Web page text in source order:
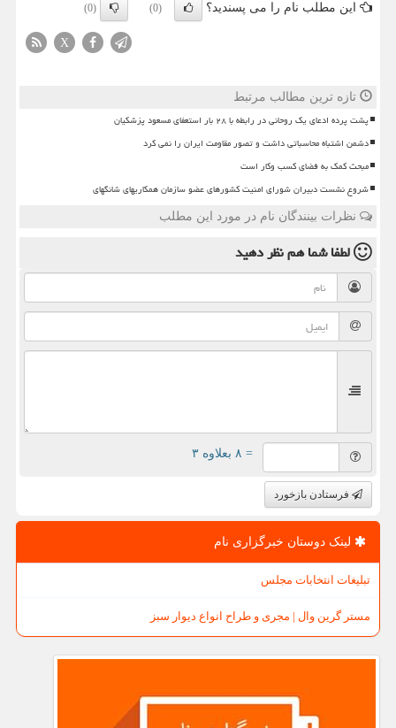
این مطلب نام را می پسندید؟ (0)
(0)
X
تازه ترین مطالب مرتبط
پشت پرده ادعای یک روحانی در رابطه با ۲۸ بار استعفای مسعود پزشکیان
دشمن اشتباه محاسباتی داشت و تصور مقاومت ایران را نمی کرد
مبحث کمک به فضای کسب وکار است
شروع نشست دبیران شورای امنیت کشورهای عضو سازمان همکاریهای شانگهای
نظرات بینندگان نام در مورد این مطلب
لطفا شما همنظر دهید
= ۸ بعلاوه ۳
فرستادن بازخورد
لینک دوستان خبرگزاری نام
تبلیغات انتخابات مجلس
مستر گرین وال | مجری و طراح انواع دیوار سبز